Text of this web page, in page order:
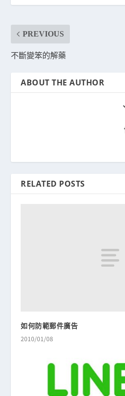
PREVIOUS
不斷變笨的解藥
ABOUT THE AUTHOR
RELATED POSTS
如何防範郵件廣告
2010/01/08